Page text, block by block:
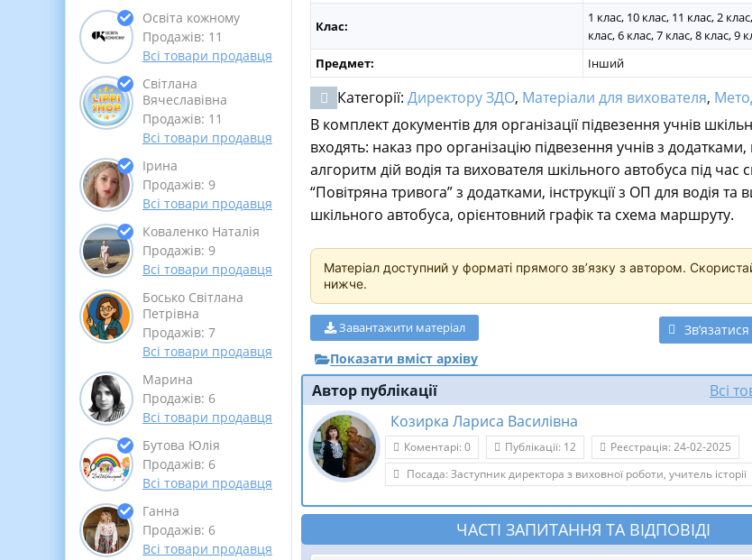
Освіта кожному
Продажів: 11
Всі товари продавця
Світлана
Вячеславівна
Продажів: 11
Всі товари продавця
Ірина
Продажів: 9
Всі товари продавця
Коваленко Наталія
Продажів: 9
Всі товари продавця
Босько Світлана
Петрівна
Продажів: 7
Всі товари продавця
Марина
Продажів: 6
Всі товари продавця
Бутова Юлія
Продажів: 6
Всі товари продавця
Ганна
Продажів: 6
Всі товари продавця
Клас:
1 клас, 10 клас, 11 клас, 2
клас, 6 клас, 7 клас, 8 клас, 9
Предмет:
Інший
Категорії: Директору ЗДО, Матеріали для вихователя,
В комплект документів для організації підвезення учнів
входять: наказ про організацію підвезення учнів з
алгоритм дій водія та вихователя шкільного автобуса під час
“Повітряна тривога” з додатками, інструкції з ОП для водія та
шкільного автобуса, орієнтовний графік та схема маршруту.
Матеріал доступний у форматі прямого звʼязку з автором.
нижче.
Завантажити матеріал
Показати вміст архіву
Автор публікації
Всі
Козирка Лариса Василівна
Коментарі: 0 Публікації: 12
Реєстрація: 24-02-2025
Посада: Заступник директора з виховної роботи, учитель історії
ЧАСТІ ЗАПИТАННЯ ТА ВІДПОВІДІ